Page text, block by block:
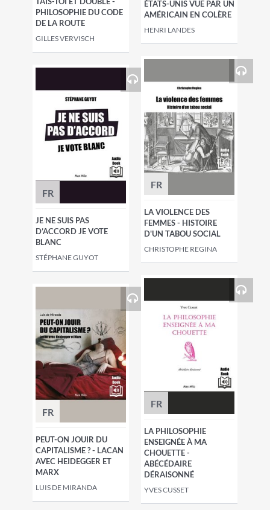
PHILOSOPHIE DU CODE
DE LA ROUTE
GILLES VERVISCH
ÉTATS-UNIS VUE PAR UN
AMÉRICAIN EN COLÈRE
HENRI LANDES
FR
JE NE SUIS PAS
D’ACCORD JE VOTE
BLANC
STÉPHANE GUYOT
FR
LA VIOLENCE DES
FEMMES - HISTOIRE
D'UN TABOU SOCIAL
CHRISTOPHE REGINA
FR
PEUT-ON JOUIR DU
CAPITALISME ? - LACAN
AVEC HEIDEGGER ET
MARX
LUIS DE MIRANDA
FR
LA PHILOSOPHIE
ENSEIGNÉE À MA
CHOUETTE -
ABÉCÉDAIRE
DÉRAISONNÉ
YVES CUSSET